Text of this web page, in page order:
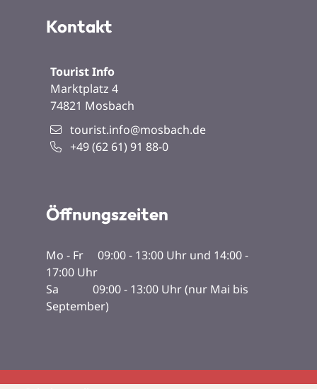
Kontakt
Tourist Info
Marktplatz 4
74821 Mosbach
tourist.info@mosbach.de
+49 (62 61) 91 88-0
Öffnungszeiten
Mo - Fr 09:00 - 13:00 Uhr und 14:00 -
17:00 Uhr
Sa 09:00 - 13:00 Uhr (nur Mai bis
September)